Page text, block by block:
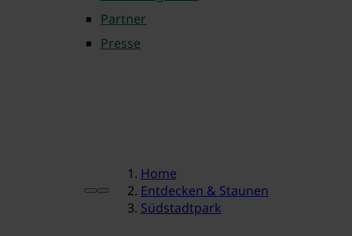
Partner
Presse
Home
Entdecken & Staunen
Südstadtpark